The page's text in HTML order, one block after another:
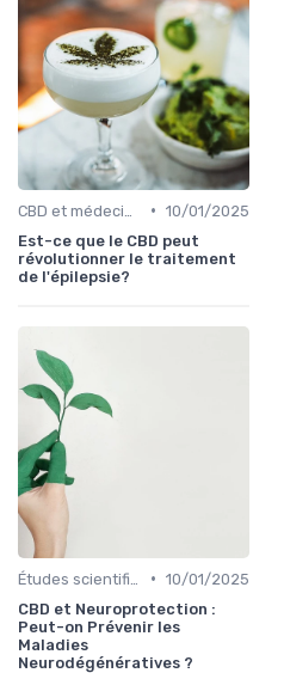
• 10/01/2025
Est-ce que le CBD peut
révolutionner le traitement
de l'épilepsie?
• 10/01/2025
CBD et Neuroprotection :
Peut-on Prévenir les
Maladies
Neurodégénératives ?